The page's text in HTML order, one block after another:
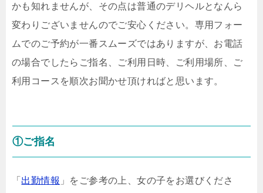
かも知れませんが、その点は普通のデリヘルとなんら
変わりございませんのでご安心ください。専用フォー
ムでのご予約が一番スムーズではありますが、お電話
の場合でしたらご指名、ご利用日時、ご利用場所、ご
利用コースを順次お聞かせ頂ければと思います。
①ご指名
「 出勤情報 」をご参考の上、女の子をお選びくださ